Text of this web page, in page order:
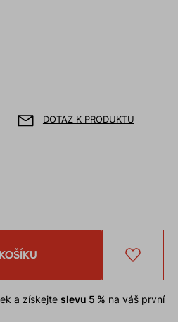
DOTAZ K PRODUKTU
a získejte slevu 5 % na váš první